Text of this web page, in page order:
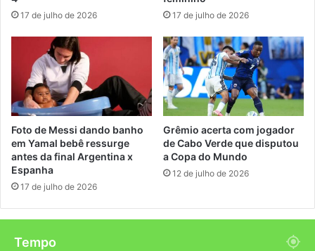
17 de julho de 2026 17 de julho de 2026
Foto de Messi dando banho
em Yamal bebê ressurge
antes da final Argentina x
Espanha
17 de julho de 2026
Grêmio acerta com jogador
de Cabo Verde que disputou
a Copa do Mundo
12 de julho de 2026
Tempo